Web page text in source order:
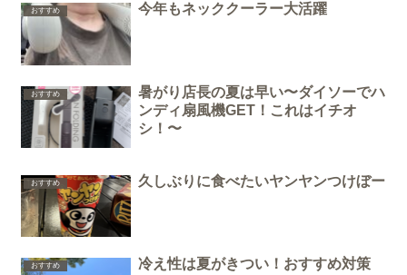
おすすめ 今年もネッククーラー大活躍
おすすめ
暑がり店長の夏は早い〜ダイソーでハ
ンディ扇風機GET！これはイチオ
シ！〜
おすすめ 久しぶりに食べたいヤンヤンつけぼー
おすすめ 冷え性は夏がきつい！おすすめ対策